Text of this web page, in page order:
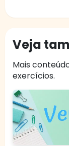
Veja
Mais
exercícios.